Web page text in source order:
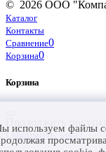
© 2026 ООО
Каталог
Контакты
Сравнение0
Корзина0
Корзина
Продолжить покупки
Оформить заказ
используем файлы